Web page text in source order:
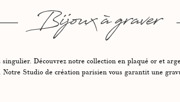
Bijoux à graver
Découvrez notre collection en plaqué or et
Studio de création parisien vous garantit une